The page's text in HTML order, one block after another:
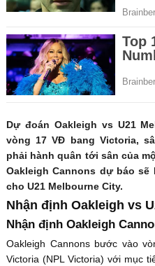
Dự đoán Oakleigh vs U21
vòng 17 VĐ bang Victoria,
phải hành quân tới sân của
Oakleigh Cannons dự báo
cho U21 Melbourne City.
Nhận định Oakleigh vs
Nhận định Oakleigh
Oakleigh Cannons bước vào
Victoria (NPL Victoria) với mục